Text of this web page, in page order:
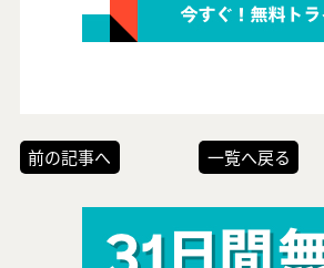
前の記事へ 一覧へ戻る